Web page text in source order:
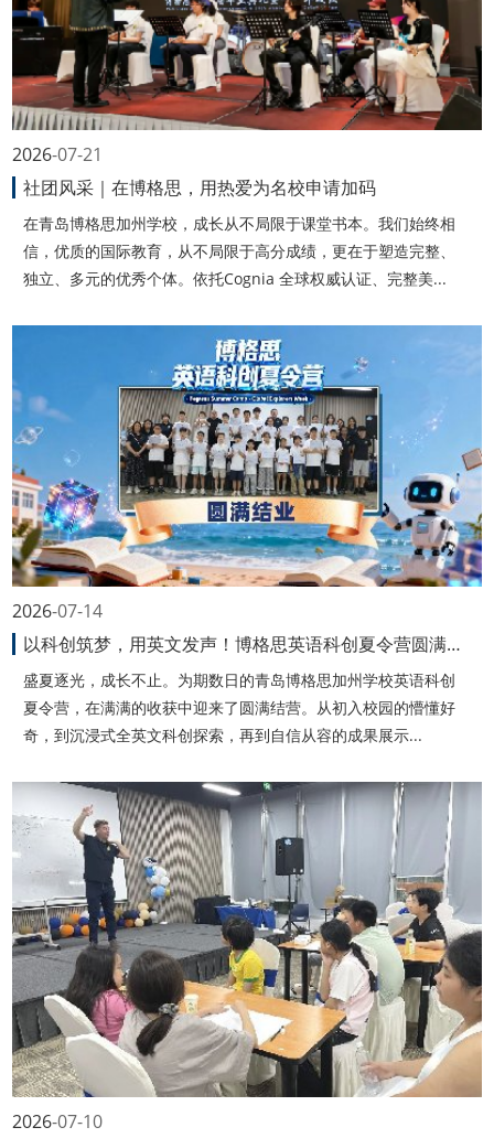
07-21
2026
社团风采｜在博格思，用热爱为名校申请加码
在青岛博格思加州学校，成长从不局限于课堂书本。我们始终相
信，优质的国际教育，从不局限于高分成绩，更在于塑造完整、
独立、多元的优秀个体。依托Cognia 全球权威认证、完整美...
07-14
2026
以科创筑梦，用英文发声！博格思英语科创夏令营圆满收官
盛夏逐光，成长不止。为期数日的青岛博格思加州学校英语科创
夏令营，在满满的收获中迎来了圆满结营。从初入校园的懵懂好
奇，到沉浸式全英文科创探索，再到自信从容的成果展示...
07-10
2026